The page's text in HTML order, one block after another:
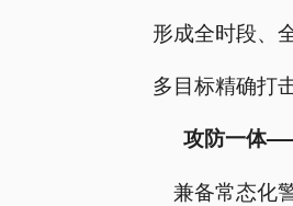
形成全时段、
多目标精确打
攻防一体
兼备常态化